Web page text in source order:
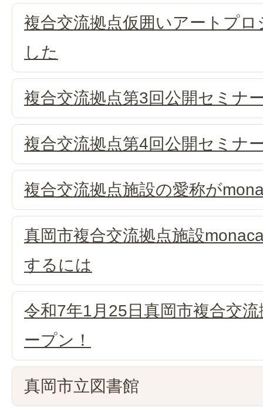
複合交流拠点仮囲いアートプ
した
複合交流拠点第3回公開セミナ
複合交流拠点第4回公開セミナ
複合交流拠点施設の愛称が
真岡市複合交流拠点施設
するには
令和7年1月25日真岡市複合交
ープン！
真岡市立図書館